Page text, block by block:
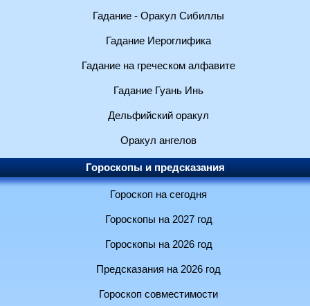
Гадание - Оракул Сибиллы
Гадание Иероглифика
Гадание на греческом алфавите
Гадание Гуань Инь
Дельфийский оракул
Оракул ангелов
Гороскопы и предсказания
Гороскоп на сегодня
Гороскопы на 2027 год
Гороскопы на 2026 год
Предсказания на 2026 год
Гороскоп совместимости